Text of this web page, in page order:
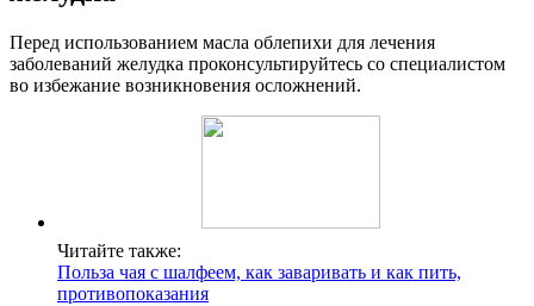
Перед использованием масла облепихи для лечения
заболеваний желудка проконсультируйтесь со специалистом
во избежание возникновения осложнений.
Читайте также:
Польза чая с шалфеем, как заваривать и как пить,
противопоказания